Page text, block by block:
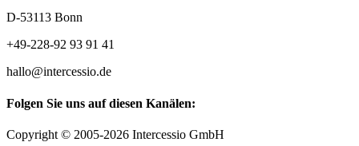
D-53113 Bonn
+49-228-92 93 91 41
hallo@intercessio.de
Folgen Sie uns auf diesen Kanälen:
Copyright © 2005-2026 Intercessio GmbH